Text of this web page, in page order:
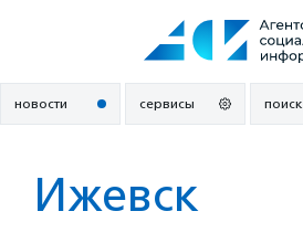
новости сервисы поиск
Ижевск